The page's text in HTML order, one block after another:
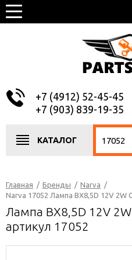
+7 (4912) 52-45-45
+7 (903) 839-19-35
КАТАЛОГ
Главная / Бренды / Narva /
Narva 17052 Лампа BX8,5D 12V 2W
Лампа BX8,5D 12V 2W
артикул 17052